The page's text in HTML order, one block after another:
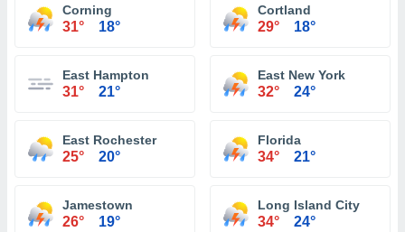
Corning
31° 18°
Cortland
29° 18°
East Hampton
31° 21°
East New York
32° 24°
East Rochester
25° 20°
Florida
34° 21°
Jamestown
26° 19°
Long Island City
34° 24°